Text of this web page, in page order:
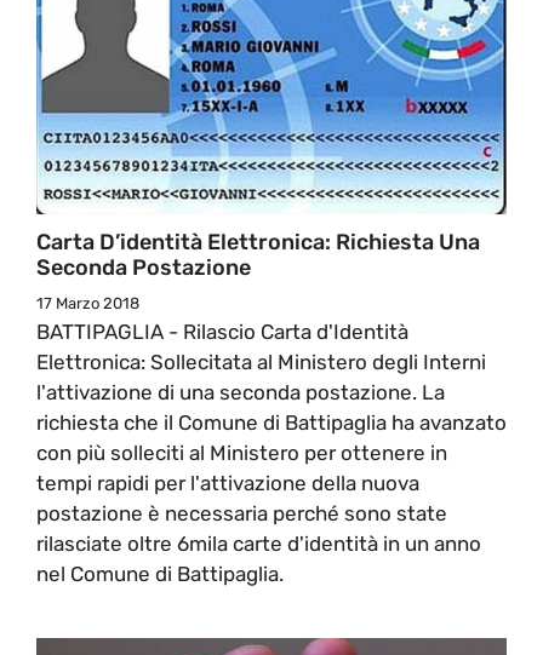
Carta D’identità Elettronica: Richiesta Una
Seconda Postazione
17 Marzo 2018
BATTIPAGLIA - Rilascio Carta d'Identità
Elettronica: Sollecitata al Ministero degli Interni
l'attivazione di una seconda postazione. La
richiesta che il Comune di Battipaglia ha avanzato
con più solleciti al Ministero per ottenere in
tempi rapidi per l'attivazione della nuova
postazione è necessaria perché sono state
rilasciate oltre 6mila carte d'identità in un anno
nel Comune di Battipaglia.